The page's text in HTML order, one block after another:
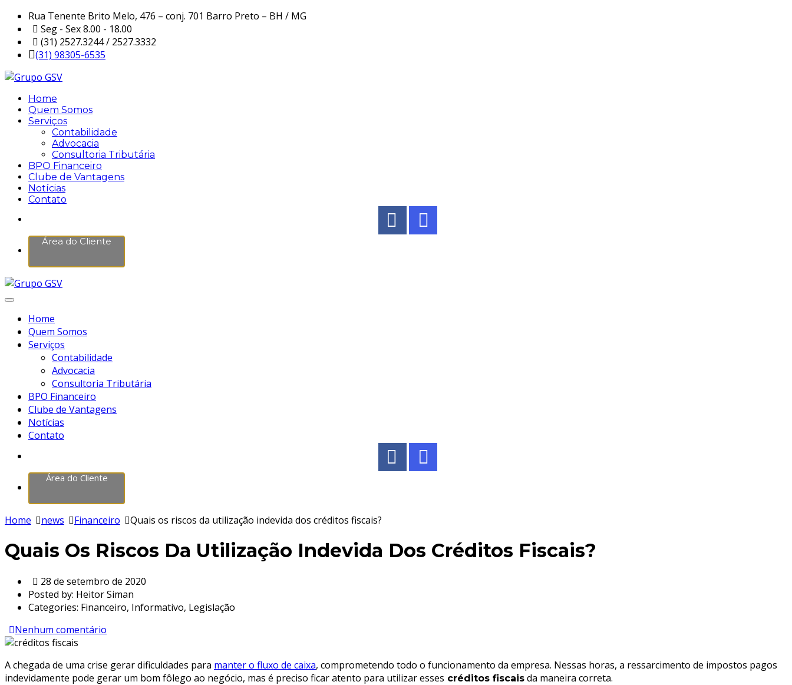
Rua Tenente Brito Melo, 476 – conj. 701 Barro Preto – BH / MG
Seg - Sex 8.00 - 18.00
(31) 2527.3244 / 2527.3332
(31) 98305-6535
Home
Quem Somos
Serviços
Contabilidade
Advocacia
Consultoria Tributária
BPO Financeiro
Clube de Vantagens
Notícias
Contato
Área do Cliente
Home
Quem Somos
Serviços
Contabilidade
Advocacia
Consultoria Tributária
BPO Financeiro
Clube de Vantagens
Notícias
Contato
Área do Cliente
Home news Financeiro Quais os riscos da utilização indevida dos créditos fiscais?
Quais Os Riscos Da Utilização Indevida Dos Créditos Fiscais?
28 de setembro de 2020
Posted by: Heitor Siman
Categories: Financeiro, Informativo, Legislação
Nenhum comentário
A chegada de uma crise gerar dificuldades para manter o fluxo de caixa, comprometendo todo o funcionamento da empresa. Nessas horas, a ressarcimento de impostos pagos
indevidamente pode gerar um bom fôlego ao negócio, mas é preciso ficar atento para utilizar esses créditos fiscais da maneira correta.